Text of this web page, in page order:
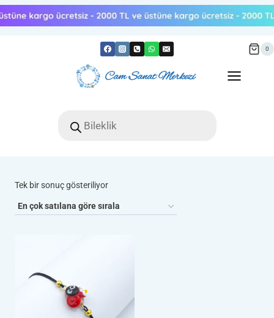
Skip
to
0
search
Tek bir sonuç gösteriliyor